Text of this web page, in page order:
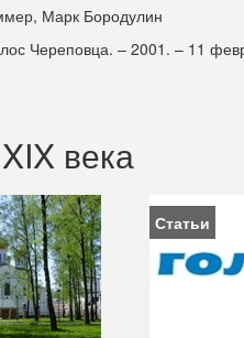
Марк Бородулин
Череповца. – 2001. – 11
века
Статьи